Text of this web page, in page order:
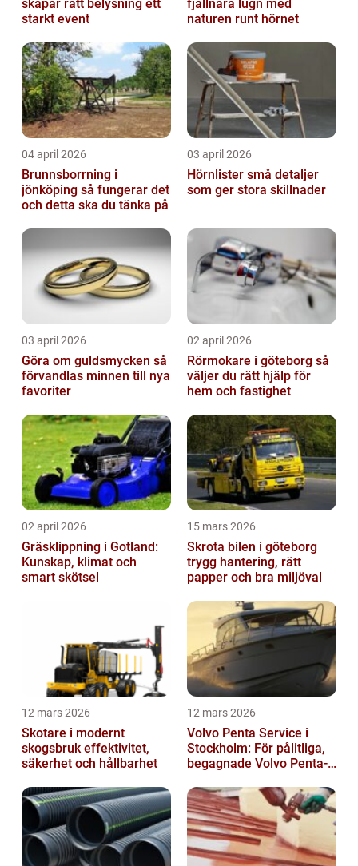
skapar rätt belysning ett
starkt event
fjällnära lugn med
naturen runt hörnet
04 april 2026
Brunnsborrning i
jönköping så fungerar det
och detta ska du tänka på
03 april 2026
Hörnlister små detaljer
som ger stora skillnader
03 april 2026
Göra om guldsmycken så
förvandlas minnen till nya
favoriter
02 april 2026
Rörmokare i göteborg så
väljer du rätt hjälp för
hem och fastighet
02 april 2026
Gräsklippning i Gotland:
Kunskap, klimat och
smart skötsel
15 mars 2026
Skrota bilen i göteborg
trygg hantering, rätt
papper och bra miljöval
12 mars 2026
Skotare i modernt
skogsbruk effektivitet,
säkerhet och hållbarhet
12 mars 2026
Volvo Penta Service i
Stockholm: För pålitliga,
begagnade Volvo Penta-